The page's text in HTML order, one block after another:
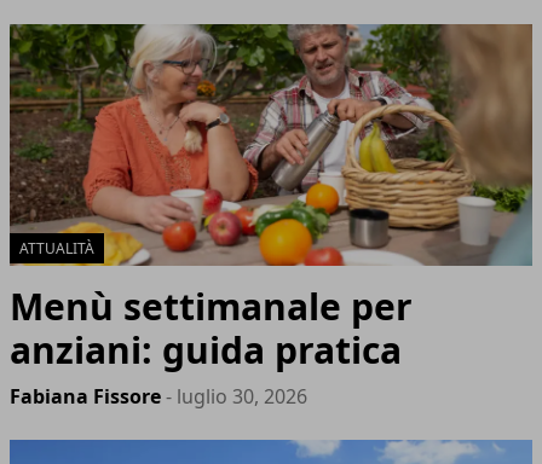
ATTUALITÀ
Menù settimanale per
anziani: guida pratica
Fabiana Fissore- luglio 30, 2026